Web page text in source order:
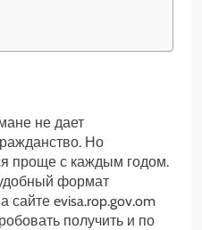
не дает
Но
проще с каждым годом.
формат
сайте evisa.rop.gov.om
получить и по